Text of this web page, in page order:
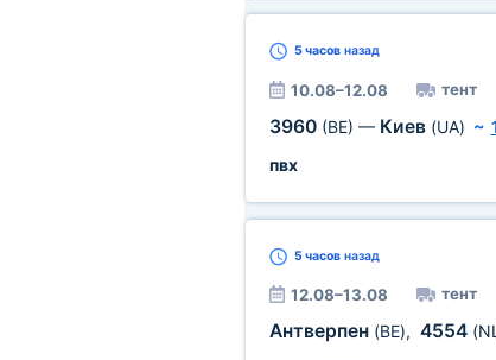
5 часовназад
10.08–12.08 тент
3960 (BE) — Киев (UA) ~
пвх
5 часовназад
12.08–13.08 тент
Антверпен (BE), 4554